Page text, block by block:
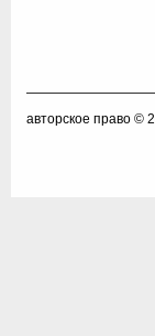
авторское право ©